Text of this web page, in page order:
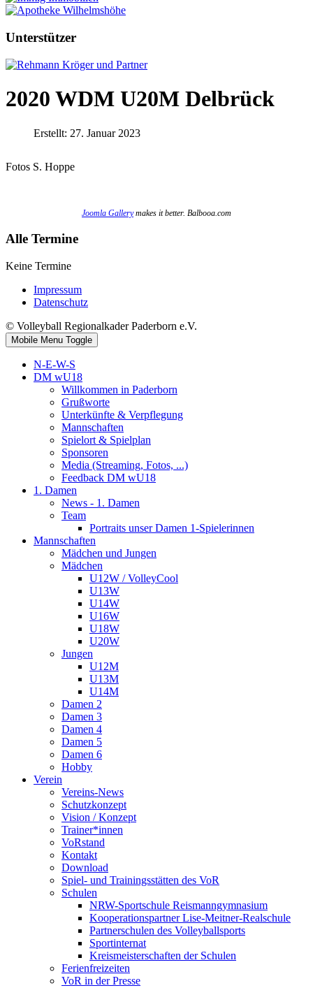
Unterstützer
2020 WDM U20M Delbrück
Erstellt: 27. Januar 2023
Fotos S. Hoppe
Joomla Gallerymakes it better. Balbooa.com
Alle Termine
Keine Termine
Impressum
Datenschutz
© Volleyball Regionalkader Paderborn e.V.
Mobile Menu Toggle
N-E-W-S
DM wU18
Willkommen in Paderborn
Grußworte
Unterkünfte & Verpflegung
Mannschaften
Spielort & Spielplan
Sponsoren
Media (Streaming, Fotos, ...)
Feedback DM wU18
1. Damen
News - 1. Damen
Team
Portraits unser Damen 1-Spielerinnen
Mannschaften
Mädchen und Jungen
Mädchen
U12W / VolleyCool
U13W
U14W
U16W
U18W
U20W
Jungen
U12M
U13M
U14M
Damen 2
Damen 3
Damen 4
Damen 5
Damen 6
Hobby
Verein
Vereins-News
Schutzkonzept
Vision / Konzept
Trainer*innen
VoRstand
Kontakt
Download
Spiel- und Trainingsstätten des VoR
Schulen
NRW-Sportschule Reismanngymnasium
Kooperationspartner Lise-Meitner-Realschule
Partnerschulen des Volleyballsports
Sportinternat
Kreismeisterschaften der Schulen
Ferienfreizeiten
VoR in der Presse